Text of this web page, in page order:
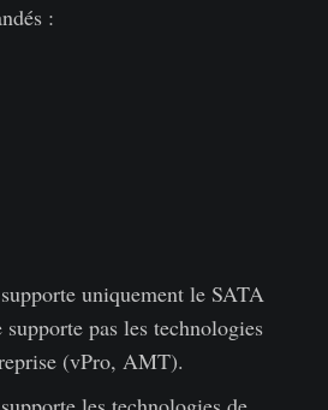
:
uniquement le SATA
pas les technologies
(vPro, AMT).